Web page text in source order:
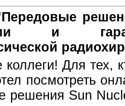
и
Для тех,
посмотреть
решения Sun